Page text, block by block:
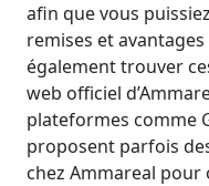
afin que vous
remises et
également trouver
web officiel
plateformes comme
proposent parfois
chez Ammareal